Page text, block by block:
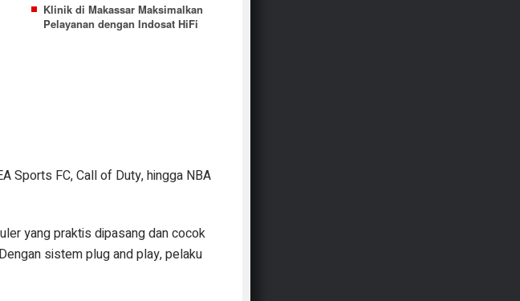
Klinik di Makassar Maksimalkan
Pelayanan dengan Indosat HiFi
Sports FC, Call of Duty, hingga NBA
yang praktis dipasang dan cocok
sistem plug and play, pelaku